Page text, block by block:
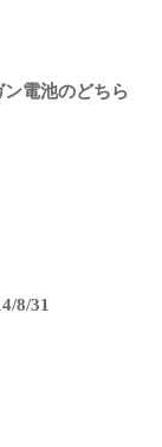
電池のどちら
8/31